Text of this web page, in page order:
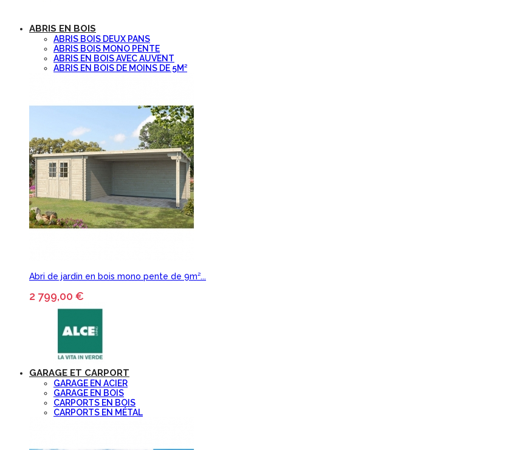
ABRIS EN BOIS
ABRIS BOIS DEUX PANS
ABRIS BOIS MONO PENTE
ABRIS EN BOIS AVEC AUVENT
ABRIS EN BOIS DE MOINS DE 5M²
Abri de jardin en bois mono pente de 9m²...
2 799,00 €
GARAGE ET CARPORT
GARAGE EN ACIER
GARAGE EN BOIS
CARPORTS EN BOIS
CARPORTS EN MÉTAL